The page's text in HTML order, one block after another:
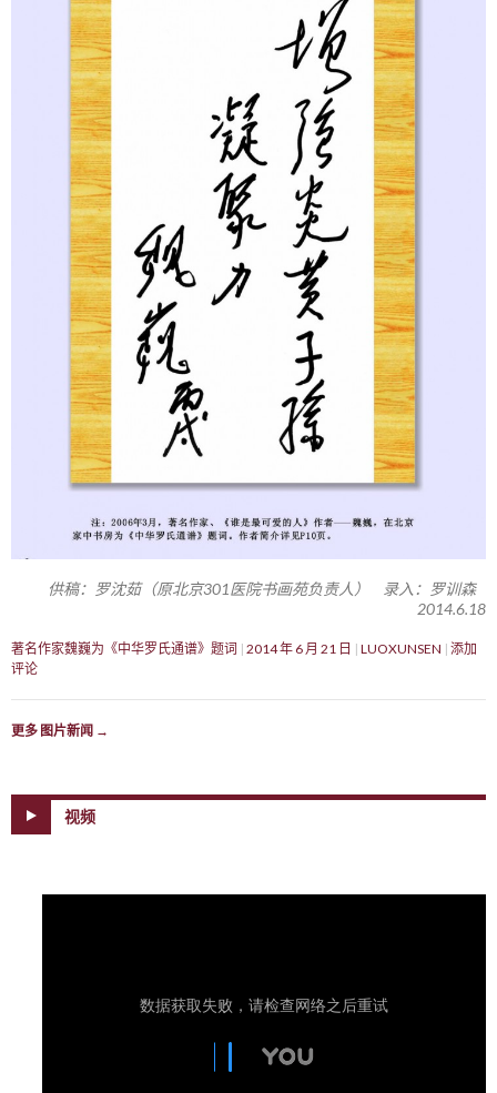
供稿：罗沈茹（原北京301医院书画苑负责人） 录入：罗训森
2014.6.18
著名作家魏巍为《中华罗氏通谱》题词 2014 年 6 月 21 日 LUOXUNSEN 添加
评论
更多 图片新闻 →
视频